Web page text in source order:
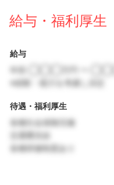
給与・福利厚生
給与
※経験・能力を考慮し決定
待遇・福利厚生
各種社会保険完備
交通費支給
各種研修制度あり